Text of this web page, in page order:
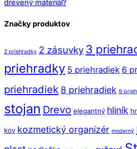
drevený materiál?
Značky produktov
2 priehradky 2 zásuvky 3
priehradky 5 priehradiek 6
priehradiek 8 priehradiek 9
stojan Drevo elegantný hliník
kov kozmetický organizér moderný